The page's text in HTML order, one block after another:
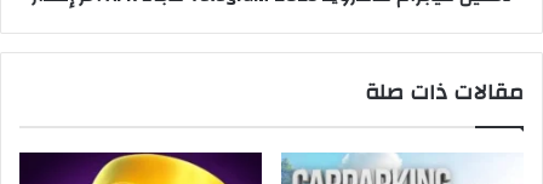
مقالات ذات صلة